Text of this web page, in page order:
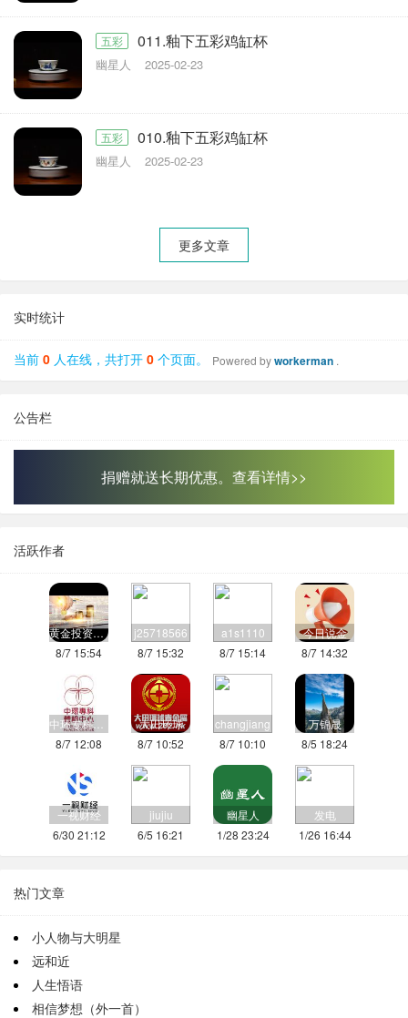
五彩 011.釉下五彩鸡缸杯
幽星人 2025-02-23
五彩 010.釉下五彩鸡缸杯
幽星人 2025-02-23
更多文章
实时统计
当前 0 人在线，共打开 0 个页面。 Powered byworkerman .
公告栏
捐赠就送长期优惠。查看详情>>
活跃作者
黄金投资理财
8/7 15:54
j25718566
8/7 15:32
a1s1110
8/7 15:14
今日说金
8/7 14:32
中环专科体检中心
8/7 12:08
大田环球
8/7 10:52
changjiang
8/7 10:10
万锦晟
8/5 18:24
一视财经
6/30 21:12
jiujiu
6/5 16:21
幽星人
1/28 23:24
发电
1/26 16:44
热门文章
小人物与大明星
远和近
人生悟语
相信梦想（外一首）